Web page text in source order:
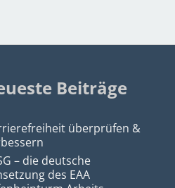
Beiträge
überprüfen &
– die deutsche
des EAA